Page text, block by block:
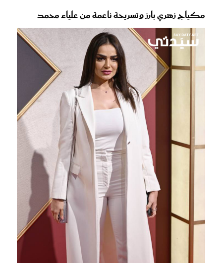
مكياج زهري بارز وتسريحة ناعمة من علياء محمد